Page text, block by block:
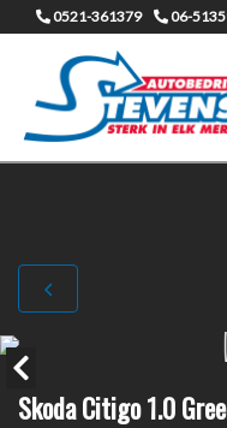
0521-361379 06-
Skoda Citigo 1.0